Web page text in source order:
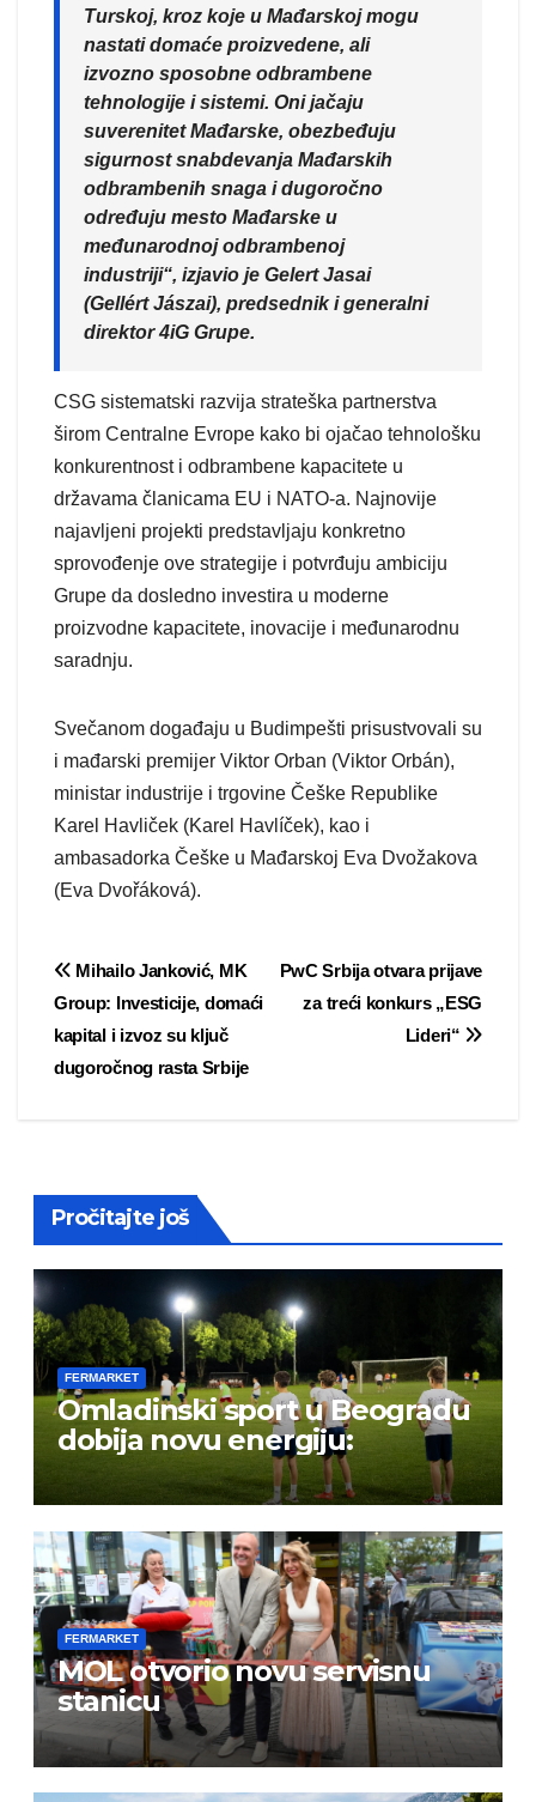
Turskoj, kroz koje u Mađarskoj mogu
nastati domaće proizvedene, ali
izvozno sposobne odbrambene
tehnologije i sistemi. Oni jačaju
suverenitet Mađarske, obezbeđuju
sigurnost snabdevanja Mađarskih
odbrambenih snaga i dugoročno
određuju mesto Mađarske u
međunarodnoj odbrambenoj
industriji“, izjavio je Gelert Jasai
(Gellért Jászai), predsednik i generalni
direktor 4iG Grupe.
CSG sistematski razvija strateška partnerstva
širom Centralne Evrope kako bi ojačao tehnološku
konkurentnost i odbrambene kapacitete u
državama članicama EU i NATO-a. Najnovije
najavljeni projekti predstavljaju konkretno
sprovođenje ove strategije i potvrđuju ambiciju
Grupe da dosledno investira u moderne
proizvodne kapacitete, inovacije i međunarodnu
saradnju.
Svečanom događaju u Budimpešti prisustvovali su
i mađarski premijer Viktor Orban (Viktor Orbán),
ministar industrije i trgovine Češke Republike
Karel Havliček (Karel Havlíček), kao i
ambasadorka Češke u Mađarskoj Eva Dvožakova
(Eva Dvořáková).
Post
navigation
PwC Srbija otvara prijave
za treći konkurs „ESG
Lideri“
Mihailo Janković, MK
Group: Investicije, domaći
kapital i izvoz su ključ
dugoročnog rasta Srbije
Pročitajte još
FERMARKET
Omladinski sport u Beogradu
dobija novu energiju:
FERMARKET
MOL otvorio novu servisnu
stanicu